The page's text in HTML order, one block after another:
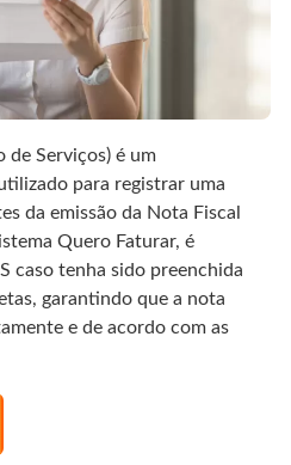
de Serviços) é um
para registrar uma
da emissão da Nota Fiscal
Quero Faturar, é
caso tenha sido preenchida
garantindo que a nota
e de acordo com as